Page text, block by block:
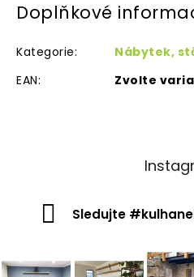
Doplňkové
Kategorie:
Nábytek,
EAN: Zvolte
Sledujte